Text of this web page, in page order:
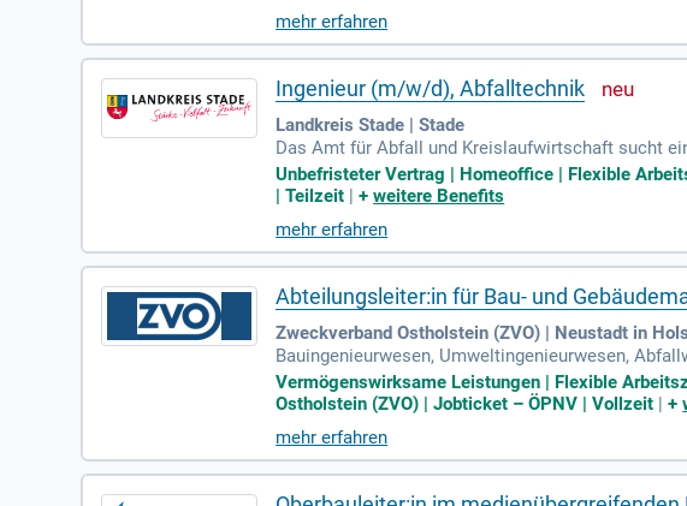
mehr erfahren
Ingenieur (m/w/d), Abfalltechnik
Landkreis Stade | Stade
Das Amt für Abfall und Kreislaufwirtschaft sucht
urchführung von Baumaßnahmen an Deponien
en und die Dokumentation von Projekten. Zudem
alten Sie die Abfallwirtschaft im Landkreis Stade
Unbefristeter Vertrag | Homeoffice | Flexible
| Teilzeit |+weitere Benefits
mehr erfahren
Abteilungsleiter:in für Bau- und
Zweckverband Ostholstein (ZVO) | Neustadt in
Bauingenieurwesen, Umweltingenieurwesen,
m relevanten Tätigkeitsfeld, idealerweise im
Vermögenswirksame Leistungen | Flexible
Ostholstein (ZVO) | Jobticket – ÖPNV | Vollzeit |+
mehr erfahren